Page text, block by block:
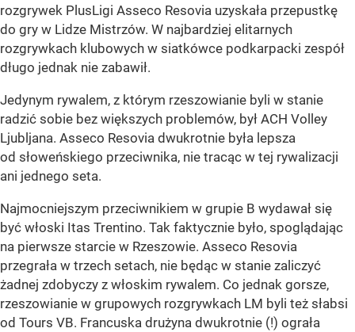
rozgrywek PlusLigi Asseco Resovia uzyskała przepustkę
do gry w Lidze Mistrzów. W najbardziej elitarnych
rozgrywkach klubowych w siatkówce podkarpacki zespół
długo jednak nie zabawił.
Jedynym rywalem, z którym rzeszowianie byli w stanie
radzić sobie bez większych problemów, był ACH Volley
Ljubljana. Asseco Resovia dwukrotnie była lepsza
od słoweńskiego przeciwnika, nie tracąc w tej rywalizacji
ani jednego seta.
Najmocniejszym przeciwnikiem w grupie B wydawał się
być włoski Itas Trentino. Tak faktycznie było, spoglądając
na pierwsze starcie w Rzeszowie. Asseco Resovia
przegrała w trzech setach, nie będąc w stanie zaliczyć
żadnej zdobyczy z włoskim rywalem. Co jednak gorsze,
rzeszowianie w grupowych rozgrywkach LM byli też słabsi
od Tours VB. Francuska drużyna dwukrotnie (!) ograła